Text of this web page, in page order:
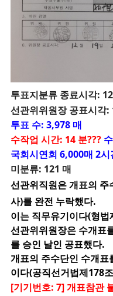
투표지분류 종료시각:
선관위위원장 공표시각
투표 수: 3,978 매
수작업 시간: 14 분???
국회시연회 6,000매 2시
미분류: 121 매
선관위직원은 개표의
사)를 완전 누락했다.
이는 직무유기이다(형법
선관위위원장은 수개표
를 승인 날인 공표했다.
개표의 주수단인 수개
이다(공직선거법제178
[기기번호: 7] 개표참관